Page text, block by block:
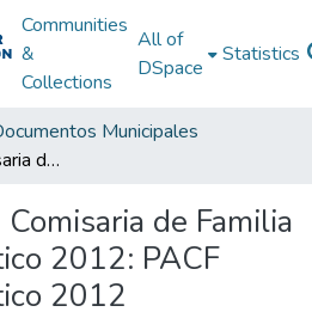
Communities
&
Collections
All of
DSpace
Statistics
Municipales
Plan de Acción Comisaria de Familia Baranoa Atlántico 2012: PACF Baranoa Atlántico 2012
de Familia
2012: PACF
2012